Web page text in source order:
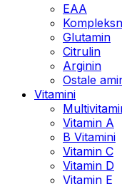
ЕАА
Glutamin
Citrulin
Arginin
Ostale
Vitamini
Vitamin A
B Vitamini
Vitamin C
Vitamin D
Vitamin E